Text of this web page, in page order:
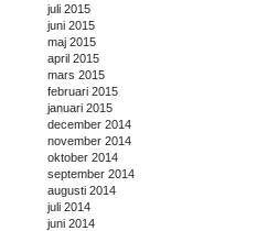
juli 2015
juni 2015
maj 2015
april 2015
mars 2015
februari 2015
januari 2015
december 2014
november 2014
oktober 2014
september 2014
augusti 2014
juli 2014
juni 2014